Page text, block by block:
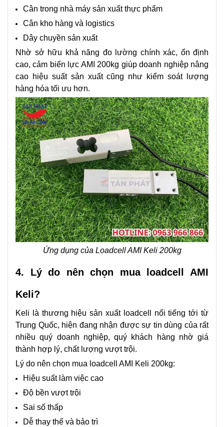
Cân trong nhà máy sản xuất thực phẩm
Cân kho hàng và logistics
Dây chuyền sản xuất
Nhờ sở hữu khả năng đo lường chính xác, ổn định
cao, cảm biến lực AMI 200kg giúp doanh nghiệp nâng
cao hiệu suất sản xuất cũng như kiểm soát lượng
hàng hóa tối ưu hơn.
Ứng dụng của Loadcell AMI Keli 200kg
4. Lý do nên chọn mua loadcell AMI
Keli?
Keli là thương hiệu sản xuất loadcell nổi tiếng tới từ
Trung Quốc, hiện đang nhận được sự tin dùng của rất
nhiều quý doanh nghiệp, quý khách hàng nhờ giá
thành hợp lý, chất lượng vượt trội.
Lý do nên chọn mua loadcell AMI Keli 200kg:
Hiệu suất làm việc cao
Độ bền vượt trội
Sai số thấp
Dễ thay thế và bảo trì